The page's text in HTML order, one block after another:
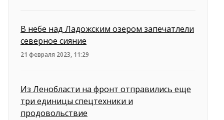
В небе над Ладожским озером запечатлели
северное сияние
21 февраля 2023, 11:29
Из Ленобласти на фронт отправились еще
три единицы спецтехники и
продовольствие